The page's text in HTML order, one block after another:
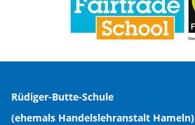
Rüdiger-Butte-Schule
(ehemals Handelslehranstalt Hameln)